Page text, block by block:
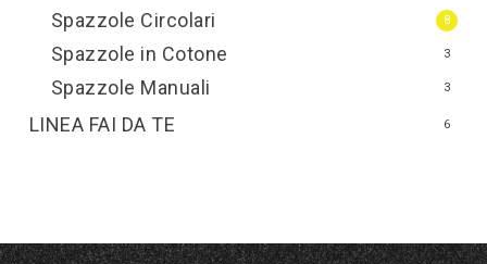
LINEA FAI DA TE 6
Spazzole Circolari 8
Spazzole in Cotone 3
Spazzole Manuali 3